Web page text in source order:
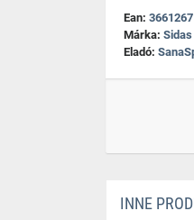
Ean:
Márka: Sidas
Eladó:
INNE